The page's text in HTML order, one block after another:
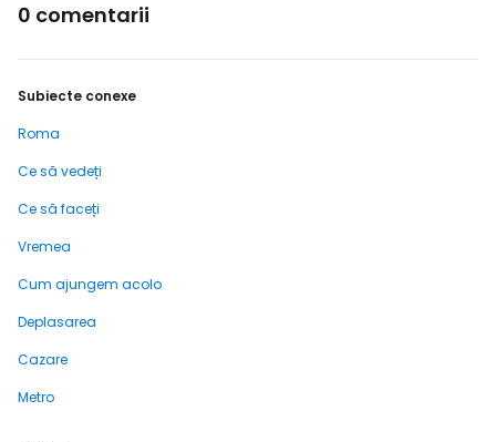
0 comentarii
Subiecte conexe
Roma
Ce să vedeți
Ce să faceți
Vremea
Cum ajungem acolo
Deplasarea
Cazare
Metro